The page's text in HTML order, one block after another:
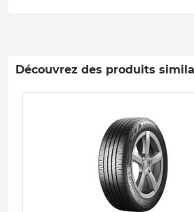
Découvrez des produits